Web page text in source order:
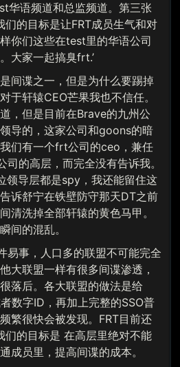
华语频道和总监频道。第三张
们的目标是让FRT成员生气和对
你们这些在test里的华语公司
大家一起搞臭frt.’
间谍之一，但是为什么要踢掉
于轩辕CEO芒果我也不信任。
，但是目前在Brave的九州公
导的，这家公司和goons的暗
们有一个frt公司的ceo，兼任
的高层，而完全没有告诉我。
领导层都是spy，我还能留住这
诉舒宁在铁壁防守那天DT之前
清洗掉全部轩辕的黄色马甲。
间的混乱。
易事，人口多的联盟不可能完全
大联盟一样有很多间谍渗透，
落后。各大联盟的做法是给
数字ID，再加上完整的SSO普
繁很快会被发现。FRT目前还
们的目标是 在高层里绝对不能
成员里，提高间谍的成本。